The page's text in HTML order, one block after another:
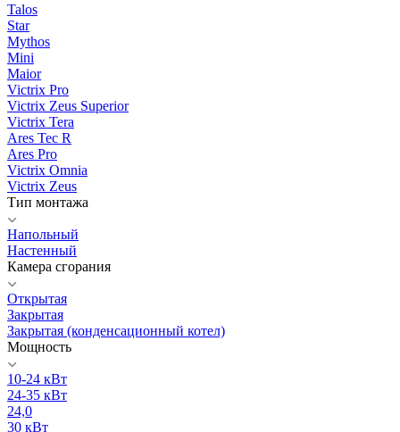
Talos
Star
Mythos
Mini
Maior
Victrix Pro
Victrix Zeus Superior
Victrix Tera
Ares Tec R
Ares Pro
Victrix Omnia
Victrix Zeus
Тип монтажа
Напольный
Настенный
Камера сгорания
Открытая
Закрытая
Закрытая (конденсационный котел)
Мощность
10-24 кВт
24-35 кВт
24,0
30 кВт